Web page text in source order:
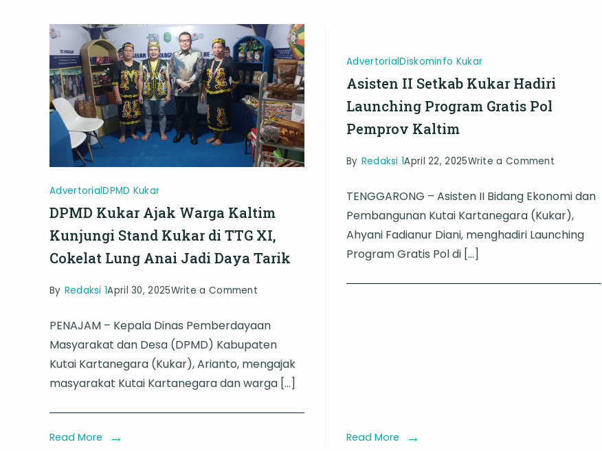
Kalimantan
Timur
AdvertorialDPMD Kukar
DPMD Kukar Ajak Warga Kaltim
Kunjungi Stand Kukar di TTG XI,
Cokelat Lung Anai Jadi Daya Tarik
By Redaksi 1April 30, 2025Write a Comment
Kukar
Ajak
Warga
Kaltim
Kunjungi
PENAJAM – Kepala Dinas Pemberdayaan
Masyarakat dan Desa (DPMD) Kabupaten
Kutai Kartanegara (Kukar), Arianto, mengajak
masyarakat Kutai Kartanegara dan warga […]
Read More
AdvertorialDiskominfo Kukar
Asisten II Setkab Kukar Hadiri
Launching Program Gratis Pol
Pemprov Kaltim
By Redaksi 1April 22, 2025Write a Comment
II
Setkab
Kukar
Launching
TENGGARONG – Asisten II Bidang Ekonomi dan
Pembangunan Kutai Kartanegara (Kukar),
Ahyani Fadianur Diani, menghadiri Launching
Program Gratis Pol di […]
Read More